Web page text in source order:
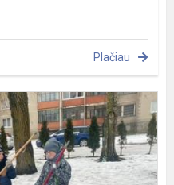
Plačiau